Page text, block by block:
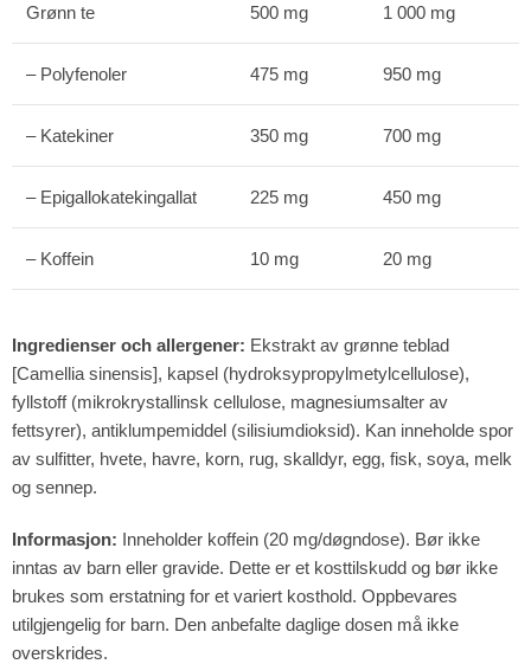
Grønn te 500 mg 1 000 mg
– Polyfenoler 475 mg 950 mg
– Katekiner 350 mg 700 mg
– Epigallokatekingallat 225 mg 450 mg
– Koffein 10 mg 20 mg
Ingredienser och allergener: Ekstrakt av grønne teblad
[Camellia sinensis], kapsel (hydroksypropylmetylcellulose),
fyllstoff (mikrokrystallinsk cellulose, magnesiumsalter av
fettsyrer), antiklumpemiddel (silisiumdioksid). Kan inneholde spor
av sulfitter, hvete, havre, korn, rug, skalldyr, egg, fisk, soya, melk
og sennep.
Informasjon: Inneholder koffein (20 mg/døgndose). Bør ikke
inntas av barn eller gravide. Dette er et kosttilskudd og bør ikke
brukes som erstatning for et variert kosthold. Oppbevares
utilgjengelig for barn. Den anbefalte daglige dosen må ikke
overskrides.